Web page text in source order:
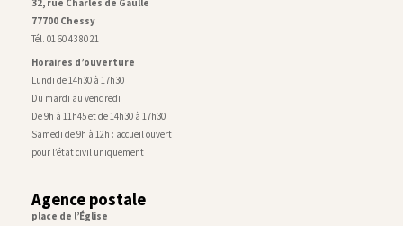
32, rue Charles de Gaulle
77700 Chessy
Tél. 01 60 43 80 21
Horaires d’ouverture
Lundi de 14h30 à 17h30
Du mardi au vendredi
De 9h à 11h45 et de 14h30 à 17h30
Samedi de 9h à 12h : accueil ouvert
pour l’état civil uniquement
Agence postale
place de l’Église